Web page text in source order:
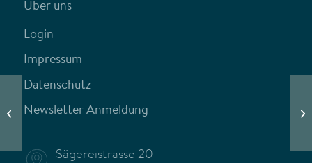
Über uns
Login
Impressum
Datenschutz
Newsletter Anmeldung
Sägereistrasse 20
Auch Helfer brauchen Helfer